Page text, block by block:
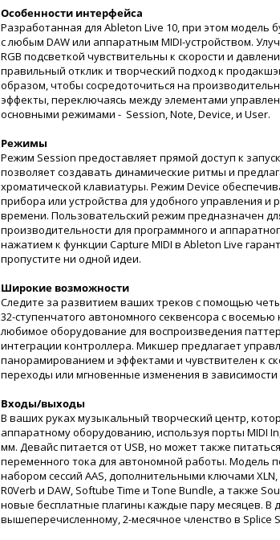
Особенности интерфейса
Разработанная для Ableton Live 10, при этом модель
с любым DAW или аппаратным MIDI-устройством.
RGB подсветкой чувствительны к скорости и
правильный отклик и творческий подход к
образом, чтобы сосредоточиться на
эффекты, переключаясь между элементами
основными режимами - Session, Note, Device, и User.
Режимы
Режим Session предоставляет прямой доступ к
позволяет создавать динамические ритмы и
хроматической клавиатуры. Режим Device
прибора или устройства для удобного управления
времени. Пользовательский режим предназначен
производительности для программного и
нажатием к функции Capture MIDI в Ableton Live
пропустите ни одной идеи.
Широкие возможности
Следите за развитием ваших треков с помощью
32-ступенчатого автономного секвенсора с
любимое оборудование для воспроизведения
интеграции контроллера. Микшер предлагает
панорамированием и эффектами и чувствителен к
переходы или мгновенные изменения в зависимости
Входы/выходы
В ваших руках музыкальный творческий центр,
аппаратному оборудованию, используя порты MIDI
мм. Девайс питается от USB, но может также
переменного тока для автономной работы. Модель
набором сессий AAS, дополнительными ключами
R0Verb и DAW, Softube Time и Tone Bundle, а также
новые бесплатные плагины каждые пару месяцев. В
вышеперечисленному, 2-месячное членство в Splice